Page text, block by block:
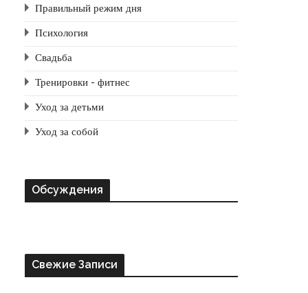
Правильный режим дня
Психология
Свадьба
Тренировки - фитнес
Уход за детьми
Уход за собой
Обсуждения
Свежие Записи